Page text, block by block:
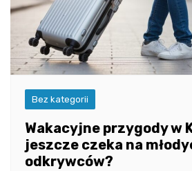
Bez kategorii
Wakacyjne przygody w
jeszcze czeka na
odkrywców?